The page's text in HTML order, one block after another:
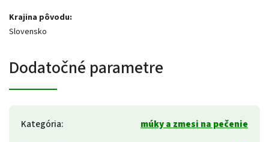
Krajina pôvodu:
Slovensko
Dodatočné parametre
Kategória:
múky a zmesi na pečenie